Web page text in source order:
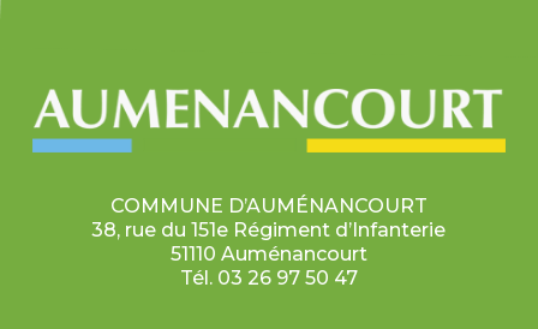
COMMUNE D’AUMÉNANCOURT
38, rue du 151e Régiment d’Infanterie
51110 Auménancourt
Tél. 03 26 97 50 47